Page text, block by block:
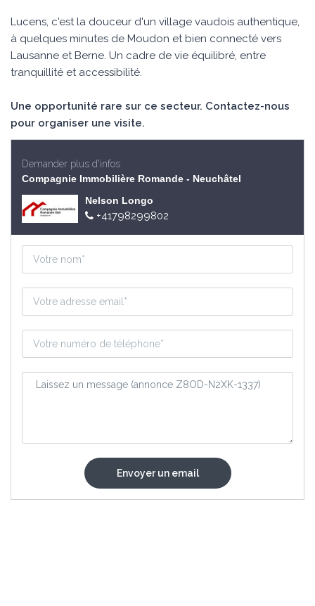
Lucens, c'est la douceur d'un village vaudois authentique,
à quelques minutes de Moudon et bien connecté vers
Lausanne et Berne. Un cadre de vie équilibré, entre
tranquillité et accessibilité.
Une opportunité rare sur ce secteur. Contactez-nous
pour organiser une visite.
Demander plus d'infos
Compagnie Immobilière Romande - Neuchâtel
Nelson Longo
+41798299802